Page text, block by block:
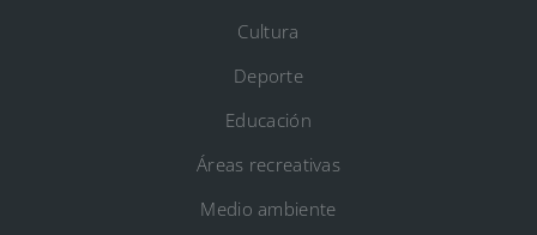
Cultura
Deporte
Educación
Áreas recreativas
Medio ambiente